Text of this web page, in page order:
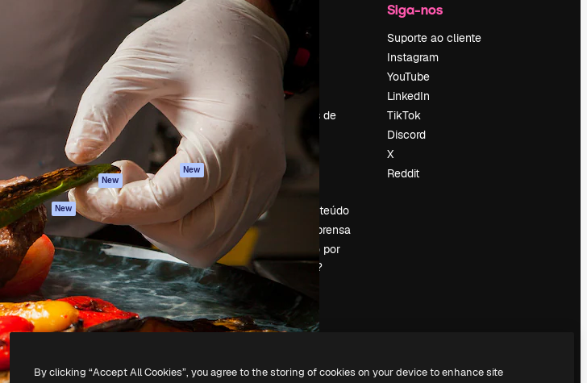
imagens
Gerador de vídeos
Texto para voz
Conteúdo de stock
MCP para
Claude/ChatGPT
New
Agentes New
API
App móvel
Todas as
ferramentas
Começar
Academy
Documentação
Atendimento
Termos e
condições
Política de
privacidade
Originais New
Política de cookies
Central de
confiabilidade
Afiliados
Empresas
Empresa
Preços
Sobre nós
Reviews
Emprego
Tendências de
Eventos
Slidesgo
Vender conteúdo
Sala de imprensa
Procurando por
magnific.ai?
Siga-nos
Suporte ao cliente
Instagram
YouTube
LinkedIn
TikTok
Discord
X
Reddit
Todos os direitos reservados.
By clicking “Accept All Cookies”, you agree to the storing of cookies on your device to enhance site